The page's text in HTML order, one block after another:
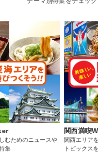
むためのニュースや
集
関西満喫
関西エリア
トピックス